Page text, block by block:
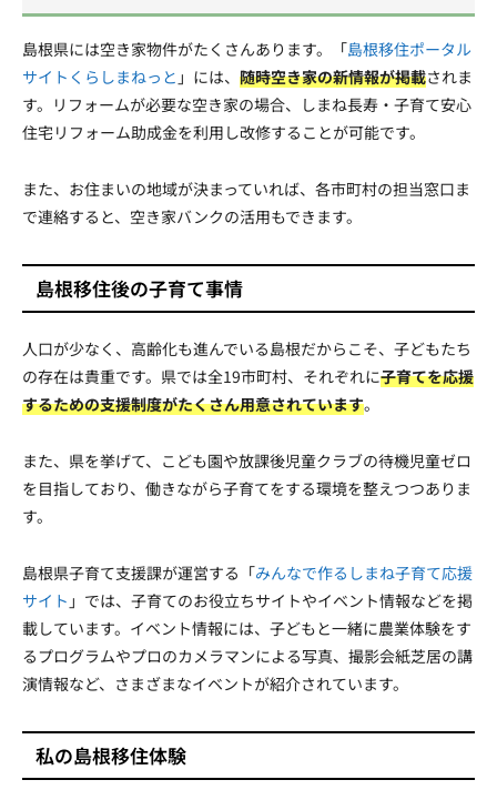
島根県には空き家物件がたくさんあります。「島根移住ポータル
サイトくらしまねっと 」には、 随時空き家の新情報が掲載されま
す。リフォームが必要な空き家の場合、しまね長寿・子育て安心
住宅リフォーム助成金を利用し改修することが可能です。
また、お住まいの地域が決まっていれば、各市町村の担当窓口ま
で連絡すると、空き家バンクの活用もできます。
島根移住後の子育て事情
人口が少なく、高齢化も進んでいる島根だからこそ、子どもたち
の存在は貴重です。県では全19市町村、それぞれに子育てを応援
するための支援制度がたくさん用意されています。
また、県を挙げて、こども園や放課後児童クラブの待機児童ゼロ
を目指しており、働きながら子育てをする環境を整えつつありま
す。
島根県子育て支援課が運営する「みんなで作るしまね子育て応援
サイト 」では、子育てのお役立ちサイトやイベント情報などを掲
載しています。イベント情報には、子どもと一緒に農業体験をす
るプログラムやプロのカメラマンによる写真、撮影会紙芝居の講
演情報など、さまざまなイベントが紹介されています。
私の島根移住体験